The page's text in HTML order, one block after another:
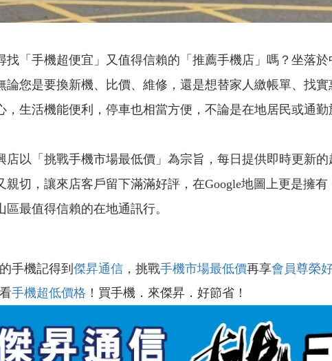
手機超便宜」又值得信賴的「推薦手機店」嗎？坐落於
論您是要換新機、比價、維修，還是想替家人繳帳單、找
，生活機能便利，停車也相當方便，不論是在地居民或通勤
店以「挑戰手機市場最低價」為宗旨，每日提供即時更新
親切，讓來店客戶留下滿滿好評，在Google地圖上更是擁
最值得信賴的在地通訊行。
手機記得到傑昇通信 ，挑戰手機市場最低價再享會員尊榮
手機超低價格 ！買手機．來傑昇．好節省！